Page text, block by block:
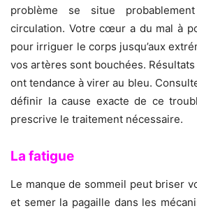
problème se situe
circulation. Votre cœur a du mal à
pour irriguer le corps jusqu’aux
vos artères sont bouchées.
ont tendance à virer au bleu.
définir la cause exacte de ce
prescrive le traitement nécessaire.
La fatigue
Le manque de sommeil peut briser
et semer la pagaille dans les